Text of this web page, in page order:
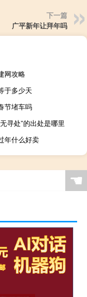
下一篇
广平新年让拜年吗
网攻略
于多少天
节堵车吗
寻处”的出处是哪里
年什么好卖
☚